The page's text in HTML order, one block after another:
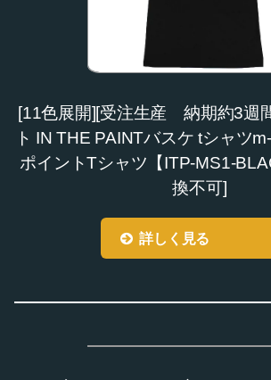
[11色展開][受注生産 納期約3週
ト IN THE PAINTバスケ tシャツ
ポイントTシャツ【ITP-MS1-
換不可]
詳しく見る